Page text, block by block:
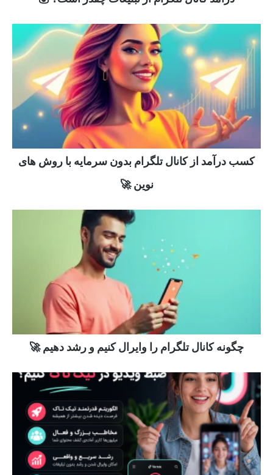
کسب درآمد از کانال تلگرام بدون سرمایه با روش های
نوین 🚀
چگونه کانال تلگرام را وایرال کنیم و رشد دهیم 🚀